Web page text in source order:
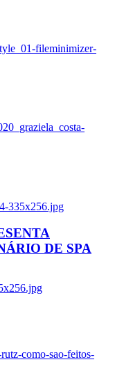
fileminimizer-
335x256.jpg
DE SPA
como-sao-feitos-